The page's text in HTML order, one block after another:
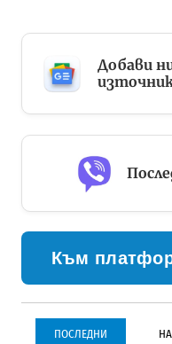
Добави
Към
ПОСЛЕДНИ